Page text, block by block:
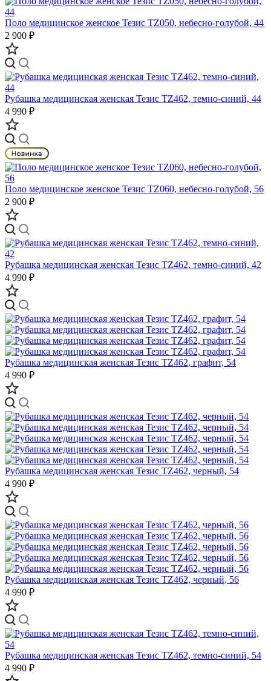
Поло медицинское женское Тезис TZ050, небесно-голубой, 44
2 900 ₽
Рубашка медицинская женская Тезис TZ462, темно-синий, 44
4 990 ₽
Поло медицинское женское Тезис TZ060, небесно-голубой, 56
2 900 ₽
Рубашка медицинская женская Тезис TZ462, темно-синий, 42
4 990 ₽
Рубашка медицинская женская Тезис TZ462, графит, 54
4 990 ₽
Рубашка медицинская женская Тезис TZ462, черный, 54
4 990 ₽
Рубашка медицинская женская Тезис TZ462, черный, 56
4 990 ₽
Рубашка медицинская женская Тезис TZ462, темно-синий, 54
4 990 ₽